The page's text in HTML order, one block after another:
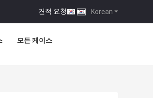
Korean
견적 요청 |
모든 케이스